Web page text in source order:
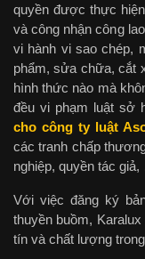
quyền được thực
và công nhận công
vi hành vi sao chép,
phẩm, sửa chữa, cắt
hình thức nào mà
đều vi phạm luật sở
cho công ty luật
các tranh chấp
nghiệp, quyền tác
Với việc đăng ký
thuyền buồm,
tín và chất lượng